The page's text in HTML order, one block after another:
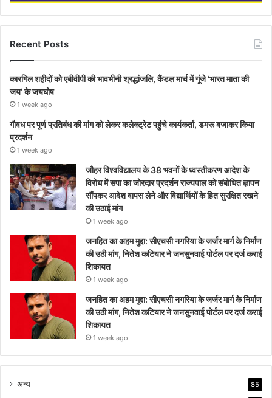
Recent Posts
कारगिल शहीदों को एबीवीपी की भावभीनी श्रद्धांजलि, कैंडल मार्च में गूंजे ‘भारत माता की
जय’ के जयघोष
1 week ago
गौवध पर पूर्ण प्रतिबंध की मांग को लेकर कलेक्ट्रेट पहुंचे कार्यकर्ता, डमरू बजाकर किया
प्रदर्शन
1 week ago
जौहर विश्वविद्यालय के 38 भवनों के ध्वस्तीकरण आदेश के
विरोध में सपा का जोरदार प्रदर्शन राज्यपाल को संबोधित ज्ञापन
सौंपकर आदेश वापस लेने और विद्यार्थियों के हित सुरक्षित रखने
की उठाई मांग
1 week ago
जनहित का अहम मुद्दा: सीएचसी नगरिया के जर्जर मार्ग के निर्माण
की उठी मांग, नितेश कटियार ने जनसुनवाई पोर्टल पर दर्ज कराई
शिकायत
1 week ago
जनहित का अहम मुद्दा: सीएचसी नगरिया के जर्जर मार्ग के निर्माण
की उठी मांग, नितेश कटियार ने जनसुनवाई पोर्टल पर दर्ज कराई
शिकायत
1 week ago
अन्य 85